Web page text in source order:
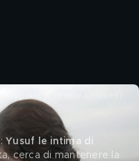
Yusuf le intima di
cerca di mantenere la